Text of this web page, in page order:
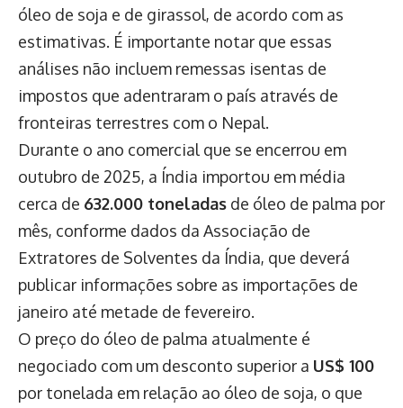
óleo de soja e de girassol, de acordo com as
estimativas. É importante notar que essas
análises não incluem remessas isentas de
impostos que adentraram o país através de
fronteiras terrestres com o Nepal.
Durante o ano comercial que se encerrou em
outubro de 2025, a Índia importou em média
cerca de 632.000 toneladas de óleo de palma por
mês, conforme dados da Associação de
Extratores de Solventes da Índia, que deverá
publicar informações sobre as importações de
janeiro até metade de fevereiro.
O preço do óleo de palma atualmente é
negociado com um desconto superior a US$ 100
por tonelada em relação ao óleo de soja, o que